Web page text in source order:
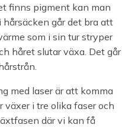
finns pigment kan man
går det bra att
som i sin tur stryper
håret slutar växa. Det går
med laser är att komma
i tre olika faser och
där vi kan få